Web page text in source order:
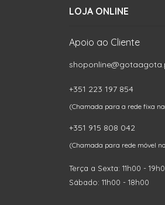
LOJA ONLINE
Apoio ao Cliente
+351 223 197 854
(Chamada para a rede fixa
+351 915 808 042
(Chamada para rede móvel
Terça a Sexta: 11h00 -
Sábado: 11h00 - 18h00